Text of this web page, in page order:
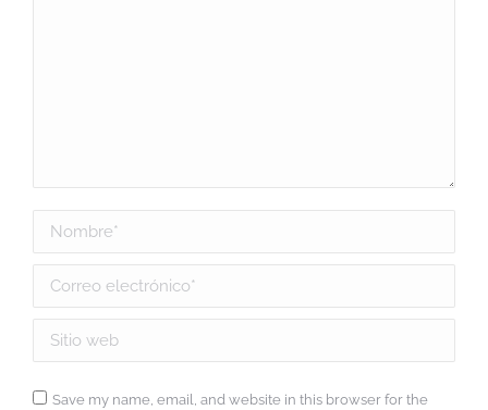
Nombre *
Correo electrónico *
Sitio web
Save my name, email, and website in this browser for the